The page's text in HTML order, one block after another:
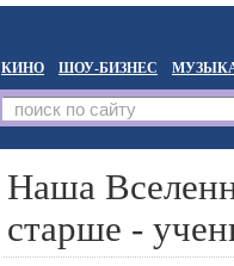
КИНО ШОУ-БИЗНЕС
Наша
старше -